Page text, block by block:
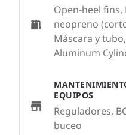
Open-heel fins,
neopreno
Máscara y
Aluminum
EQUIPOS
Reguladores,
buceo